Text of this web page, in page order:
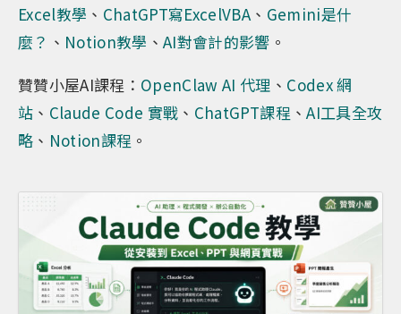
Excel教學 、 ChatGPT寫ExcelVBA 、 Gemini是什
麼？ 、 Notion教學 、AI對會計的影響 。
贊贊小屋AI課程： OpenClaw AI 代理 、 Codex 網
站 、 Claude Code 實戰 、 ChatGPT課程 、AI工具全攻
略 、 Notion課程 。